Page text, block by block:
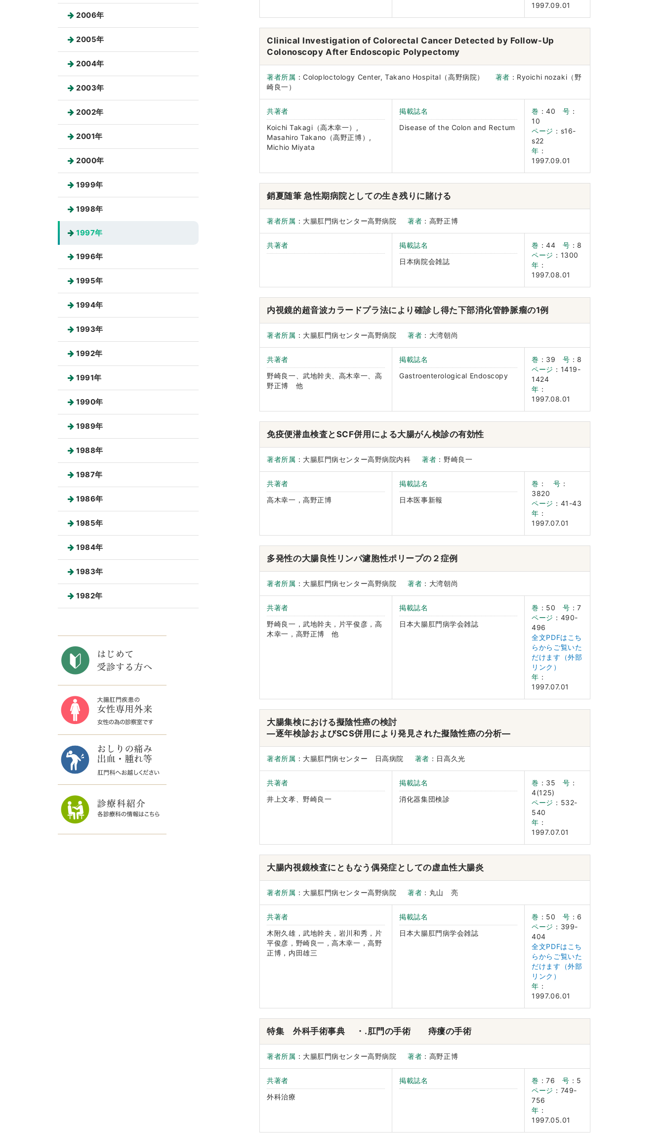
1997.09.01
Clinical Investigation of Colorectal Cancer Detected by Follow-Up
Colonoscopy After Endoscopic Polypectomy
著者所属 ：Coloploctology Center, Takano Hospital（高野病院） 著者 ：Ryoichi nozaki（野
崎良一）
共著者
Koichi Takagi（高木幸一）,
Masahiro Takano（高野正博）,
Michio Miyata
掲載誌名
Disease of the Colon and Rectum
巻 ：40号 ：
10
ページ ：s16-
s22
年 ：
1997.09.01
銷夏随筆 急性期病院としての生き残りに賭ける
著者所属 ：大腸肛門病センター高野病院著者 ：高野正博
共著者
掲載誌名
日本病院会雑誌
巻 ：44号 ：8
ページ ：1300
年 ：
1997.08.01
内視鏡的超音波カラードプラ法により確診し得た下部消化管静脈瘤の1例
著者所属 ：大腸肛門病センター高野病院著者 ：大湾朝尚
共著者
野崎良一、武地幹夫、高木幸一、高
野正博 他
掲載誌名
Gastroenterological Endoscopy
巻 ：39号 ：8
ページ ：1419-
1424
年 ：
1997.08.01
免疫便潜血検査とSCF併用による大腸がん検診の有効性
著者所属 ：大腸肛門病センター高野病院内科著者 ：野崎良一
共著者
高木幸一，高野正博
掲載誌名
日本医事新報
巻 ： 号 ：
3820
ページ ：41-43
年 ：
1997.07.01
多発性の大腸良性リンパ濾胞性ポリープの２症例
著者所属 ：大腸肛門病センター高野病院著者 ：大湾朝尚
共著者
野崎良一，武地幹夫，片平俊彦，高
木幸一，高野正博 他
掲載誌名
日本大腸肛門病学会雑誌
巻 ：50号 ：7
ページ ：490-
496
全文PDFはこち
らからご覧いた
だけます（外部
リンク）
年 ：
1997.07.01
大腸集検における擬陰性癌の検討
―逐年検診およびSCS併用により発見された擬陰性癌の分析―
著者所属 ：大腸肛門病センター 日高病院 著者 ：日高久光
共著者
井上文孝、野崎良一
掲載誌名
消化器集団検診
巻 ：35号 ：
4(125)
ページ ：532-
540
年 ：
1997.07.01
大腸内視鏡検査にともなう偶発症としての虚血性大腸炎
著者所属 ：大腸肛門病センター高野病院著者 ：丸山 亮
共著者
木附久雄，武地幹夫，岩川和秀，片
平俊彦，野崎良一，高木幸一，高野
正博，内田雄三
掲載誌名
日本大腸肛門病学会雑誌
巻 ：50号 ：6
ページ ：399-
404
全文PDFはこち
らからご覧いた
だけます（外部
リンク）
年 ：
1997.06.01
特集 外科手術事典 ・.肛門の手術 痔瘻の手術
著者所属 ：大腸肛門病センター高野病院著者 ：高野正博
共著者
外科治療
掲載誌名 巻 ：76号 ：5
ページ ：749-
756
年 ：
1997.05.01
2006年
2005年
2004年
2003年
2002年
2001年
2000年
1999年
1998年
1997年
1996年
1995年
1994年
1993年
1992年
1991年
1990年
1989年
1988年
1987年
1986年
1985年
1984年
1983年
1982年